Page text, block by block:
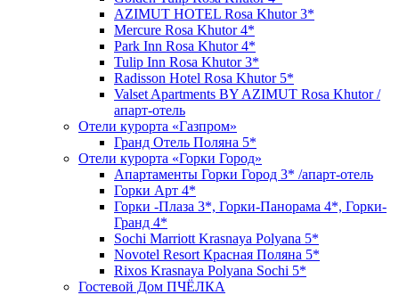
AZIMUT HOTEL Rosa Khutor 3*
Mercure Rosa Khutor 4*
Park Inn Rosa Khutor 4*
Tulip Inn Rosa Khutor 3*
Radisson Hotel Rosa Khutor 5*
Valset Apartments BY AZIMUT Rosa Khutor /
апарт-отель
Отели курорта «Газпром»
Гранд Отель Поляна 5*
Отели курорта «Горки Город»
Апартаменты Горки Город 3* /апарт-отель
Горки Арт 4*
Горки -Плаза 3*, Горки-Панорама 4*, Горки-
Гранд 4*
Sochi Marriott Krasnaya Polyana 5*
Novotel Resort Красная Поляна 5*
Rixos Krasnaya Polyana Sochi 5*
Гостевой Дом ПЧЁЛКА